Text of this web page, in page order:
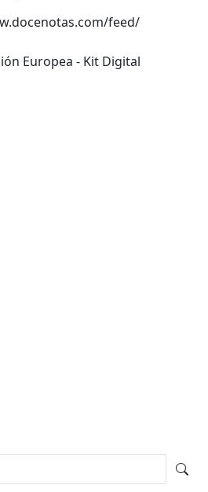
feed/